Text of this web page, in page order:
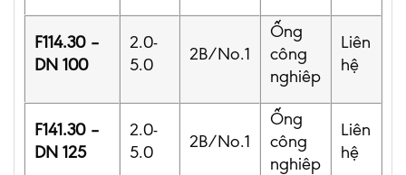
F114.30 –
DN 100
2.0-
5.0
2B/No.1
Ống
công
nghiêp
Liên
hệ
F141.30 –
DN 125
2.0-
5.0
2B/No.1
Ống
công
nghiêp
Liên
hệ